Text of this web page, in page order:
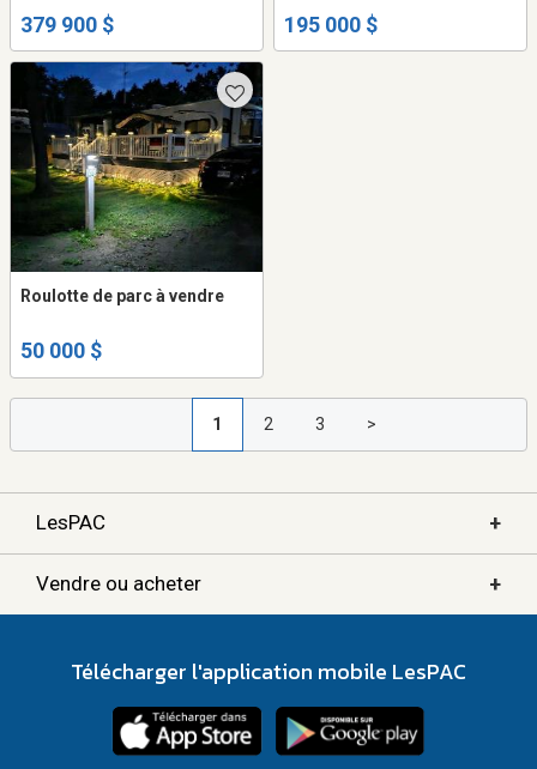
379 900 $ 195 000 $
Roulotte de parc à vendre
50 000 $
1 2 3 >
LesPAC +
Vendre ou acheter +
Télécharger l'application mobile LesPAC